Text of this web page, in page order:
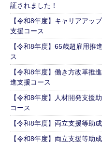
証されました！
【令和8年度】キャリアア
支援コース
【令和8年度】65歳超雇用
ス
【令和8年度】働き方改革
進支援コース
【令和8年度】人材開発支
コース
【令和8年度】両立支援等
【令和8年度】両立支援等